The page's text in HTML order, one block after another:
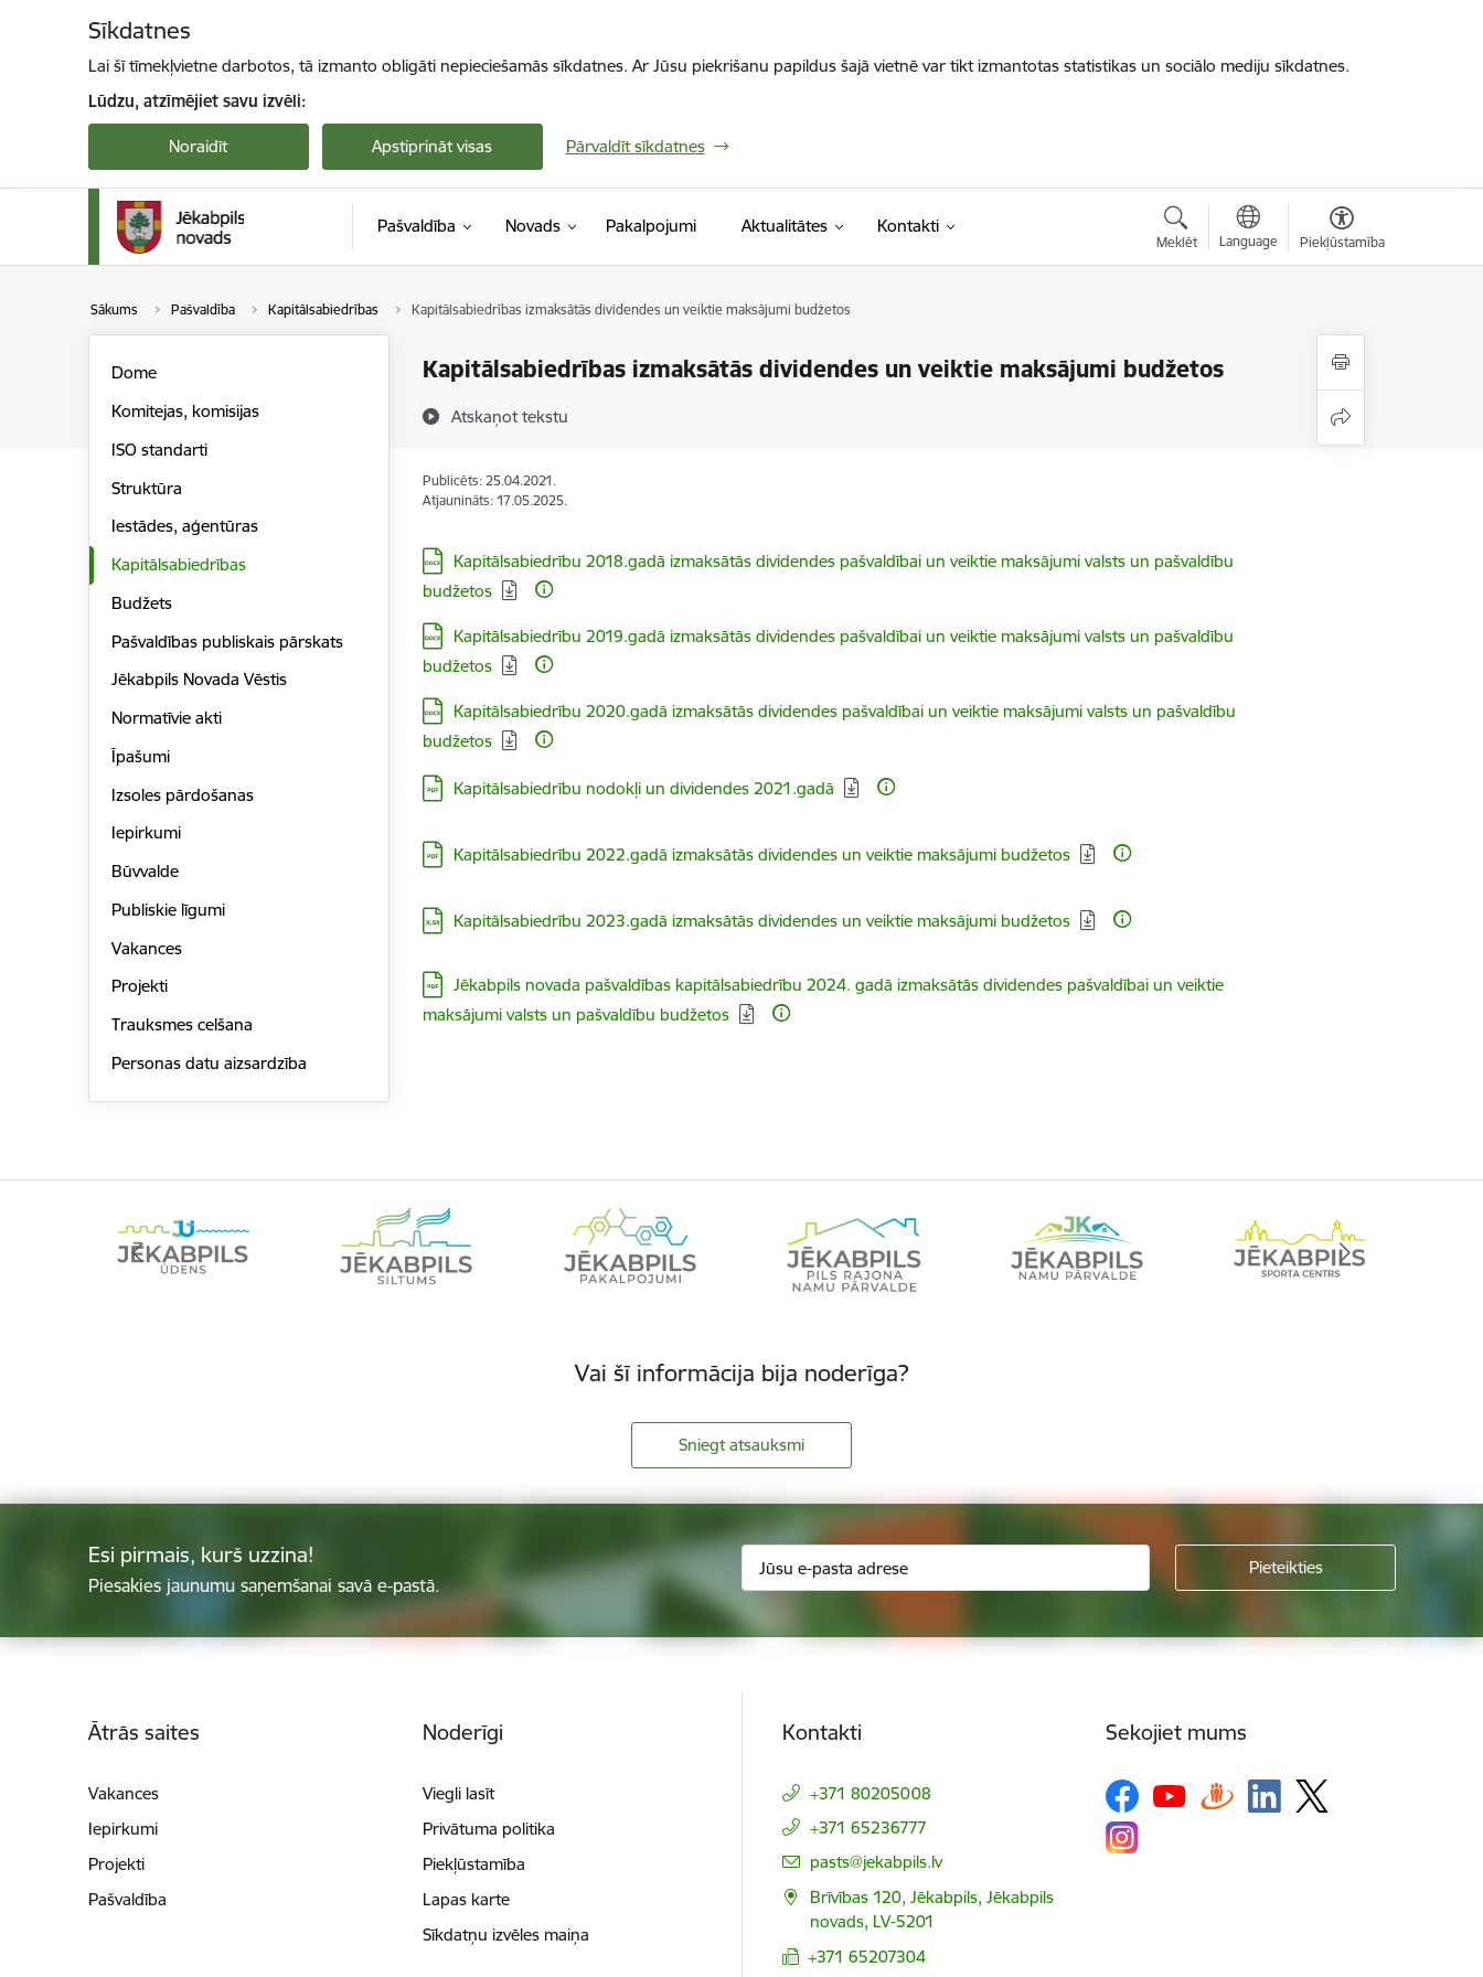
Sīkdatnes
Lai šī tīmekļvietne darbotos, tā izmanto obligāti nepieciešamās sīkdatnes. Ar Jūsu piekrišanu papildus šajā vietnē var tikt izmantotas statistikas un sociālo mediju sīkdatnes.
Lūdzu, atzīmējiet savu izvēli:
Noraidīt Apstiprināt visas Pārvaldīt sīkdatnes
Pašvaldība Novads Pakalpojumi Aktualitātes Kontakti
Meklēt Language Piekļūstamība
Sākums Pašvaldība Kapitālsabiedrības Kapitālsabiedrības izmaksātās dividendes un veiktie maksājumi budžetos
Kapitālsabiedrības izmaksātās dividendes un veiktie maksājumi budžetos
Atskaņot tekstu
Dome
Komitejas, komisijas
ISO standarti
Struktūra
Iestādes, aģentūras
Kapitālsabiedrības
Budžets
Pašvaldības publiskais pārskats
Jēkabpils Novada Vēstis
Normatīvie akti
Īpašumi
Izsoles pārdošanas
Iepirkumi
Būvvalde
Publiskie līgumi
Vakances
Projekti
Trauksmes celšana
Personas datu aizsardzība
Publicēts: 25.04.2021.
Atjaunināts: 17.05.2025.
Lejupielādēt:
Kapitālsabiedrību 2018.gadā izmaksātās dividendes pašvaldībai un veiktie maksājumi valsts un pašvaldību
budžetos
Lejupielādēt:
Kapitālsabiedrību 2019.gadā izmaksātās dividendes pašvaldībai un veiktie maksājumi valsts un pašvaldību
budžetos
Lejupielādēt:
Kapitālsabiedrību 2020.gadā izmaksātās dividendes pašvaldībai un veiktie maksājumi valsts un pašvaldību
budžetos
Lejupielādēt:
Kapitālsabiedrību nodokļi un dividendes 2021.gadā
Lejupielādēt:
Kapitālsabiedrību 2022.gadā izmaksātās dividendes un veiktie maksājumi budžetos
Lejupielādēt:
Kapitālsabiedrību 2023.gadā izmaksātās dividendes un veiktie maksājumi budžetos
Lejupielādēt:
Jēkabpils novada pašvaldības kapitālsabiedrību 2024. gadā izmaksātās dividendes pašvaldībai un veiktie
maksājumi valsts un pašvaldību budžetos
Vai šī informācija bija noderīga?
Sniegt atsauksmi
Esi pirmais, kurš uzzina!
Piesakies jaunumu saņemšanai savā e-pastā.
Ātrās saites
Vakances
Iepirkumi
Projekti
Pašvaldība
Noderīgi
Viegli lasīt
Privātuma politika
Piekļūstamība
Lapas karte
Sīkdatņu izvēles maiņa
Kontakti
+371 80205008
+371 65236777
E-pasts:
pasts@jekabpils.lv
Brīvības 120, Jēkabpils, Jēkabpils
novads, LV-5201
+371 65207304
Sekojiet mums